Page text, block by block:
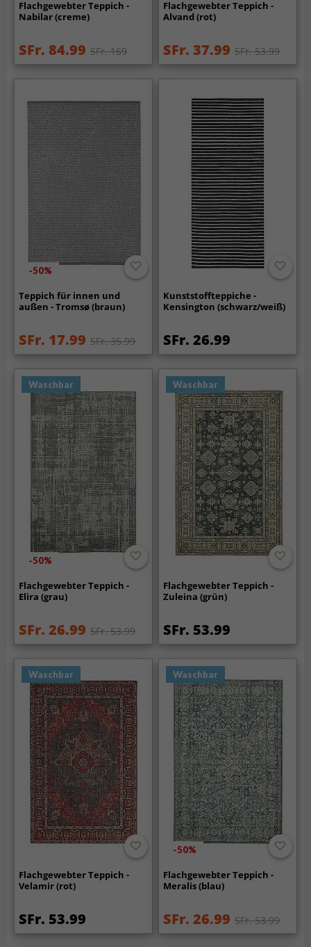
Flachgewebter Teppich -
Nabilar (creme)
SFr. 84.99 SFr. 169
Flachgewebter Teppich -
Alvand (rot)
SFr. 37.99 SFr. 53.99
-50%
Teppich für innen und
außen - Tromsø (braun)
SFr. 17.99 SFr. 35.99
Kunststoffteppiche -
Kensington (schwarz/weiß)
SFr. 26.99
Waschbar
-50%
Flachgewebter Teppich -
Elira (grau)
SFr. 26.99 SFr. 53.99
Waschbar
Flachgewebter Teppich -
Zuleina (grün)
SFr. 53.99
Waschbar
Flachgewebter Teppich -
Velamir (rot)
SFr. 53.99
Waschbar
-50%
Flachgewebter Teppich -
Meralis (blau)
SFr. 26.99 SFr. 53.99